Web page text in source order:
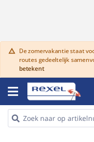
warning De zomervakantie staat
routes gedeeltelijk
betekent